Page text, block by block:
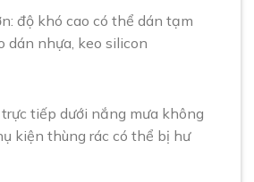
độ khó cao có thể dán tạm
dán nhựa, keo silicon
trực tiếp dưới nắng mưa không
kiện thùng rác có thể bị hư